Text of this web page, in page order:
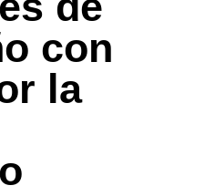
con
la